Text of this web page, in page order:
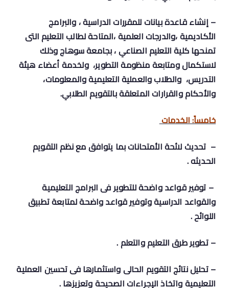
– إنشاء قاعدة بيانات للمقررات الدراسية ، والبرامج
الأكاديمية ،والدرجات العلمية ،المتاحة لطالب التعليم التى
تمنحها كلية التعليم الصناعي ، بجامعة سوهاج وذلك
لاستكمال ومتابعة منظومة التطوير، ولخدمة أعضاء هيئة
التدريس، والطلاب والعملية التعليمية والمعلومات،
والأحكام والقرارات المتعلقة بالتقويم الطلابي.
خامساً: الخدمات
– تحديث لائحة الأمتحانات بما يتوافق مع نظم التقويم
الحديثه .
– توفير قواعد واضحة للتطوير فى البرامج التعليمية
والقواعد الدراسية وتوفير قواعدواضحة لمتابعة تطبيق
اللوائح .
– تطوير طرق التعليم والتعلم .
– تحليل نتائج التقويم الحالى واستثمارها فى تحسين العملية
التعليمية واتخاذالإجراءات الصحيحة وتعزيزها .